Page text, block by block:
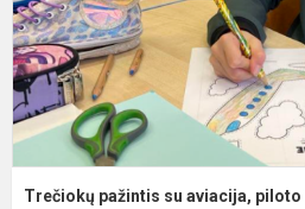
Trečiokų pažintis su aviacija,